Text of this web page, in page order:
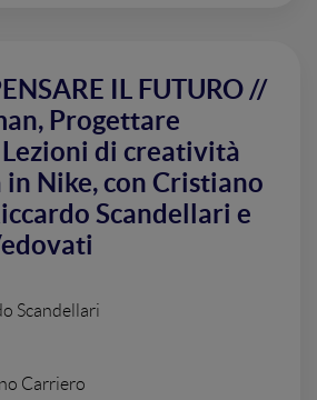
IL FUTURO //
Progettare
Lezioni di creatività
Nike, con Cristiano
Scandellari e
Scandellari
Carriero